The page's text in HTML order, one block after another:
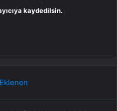
kaydedilsin.